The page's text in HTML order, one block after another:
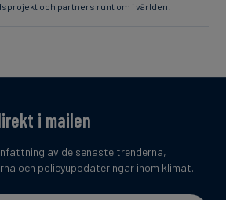
och partners runt om i världen.
i mailen
av de senaste trenderna,
och policyuppdateringar inom klimat.